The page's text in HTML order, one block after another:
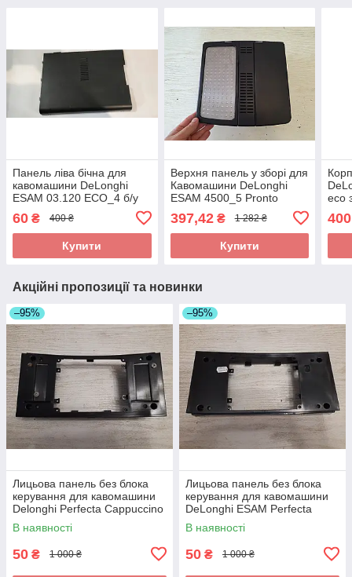
Панель ліва бічна для
кавомашини DeLonghi
ESAM 03.120 ECO_4 б/у
60 ₴ 400 ₴
Купити
Верхня панель у зборі для
Кавомашини DeLonghi
ESAM 4500_5 Pronto
397,42₴ 1 282 ₴
Купити
eco
400
Акційні пропозиції та новинки
–95%
Лицьова панель без блока
керування для кавомашини
Delonghi Perfecta Cappuccino
ESAM 5556.B б/у_дефект
В наявності
50 ₴ 1 000 ₴
–95%
Лицьова панель без блока
керування для кавомашини
DeLonghi ESAM Perfecta
5500.Т_3 б/у _дефект
В наявності
50 ₴ 1 000 ₴